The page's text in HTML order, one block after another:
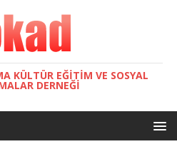
KÜLTÜR EĞITIM VE SOSYAL
DERNEĞI